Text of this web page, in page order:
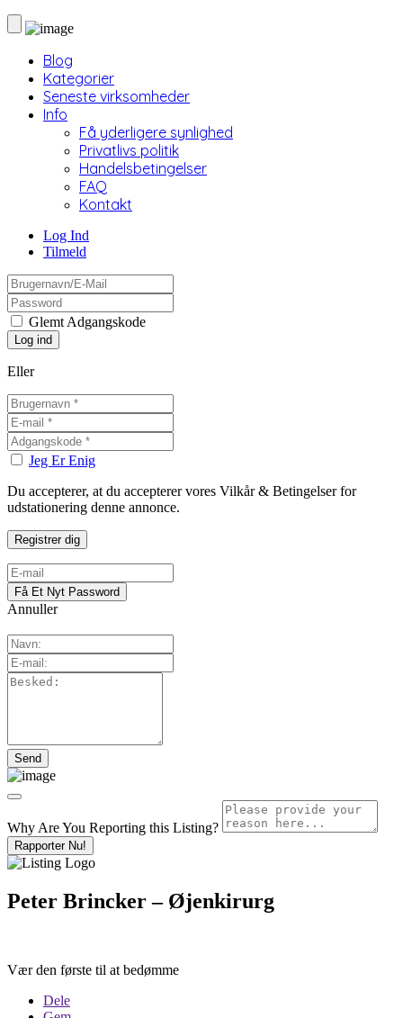
Blog
Kategorier
Seneste virksomheder
Info
Få yderligere synlighed
Privatlivs politik
Handelsbetingelser
FAQ
Kontakt
Log Ind
Tilmeld
Glemt Adgangskode
Eller
Jeg Er Enig
Du accepterer, at du accepterer vores Vilkår & Betingelser for
udstationering denne annonce.
Annuller
Why Are You Reporting this Listing?
Rapporter Nu!
Peter Brincker – Øjenkirurg
Vær den første til at bedømme
Dele